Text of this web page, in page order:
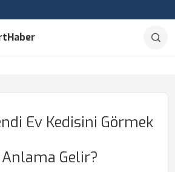
Ev Kedisini Görmek
Anlama Gelir?